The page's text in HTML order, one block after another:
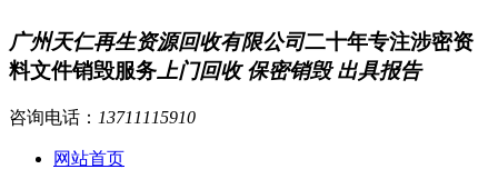
广州天仁再生资源回收有限公司二十年专注涉密资
料文件销毁服务 上门回收 保密销毁 出具报告
咨询电话： 13711115910
网站首页